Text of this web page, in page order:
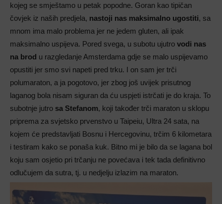
kojeg se smještamo u petak popodne. Goran kao tipičan
čovjek iz naših predjela, nastoji nas maksimalno ugostiti, sa
mnom ima malo problema jer ne jedem gluten, ali ipak
maksimalno uspijeva. Pored svega, u subotu ujutro vodi nas
na brod u razgledanje Amsterdama gdje se malo uspijevamo
opustiti jer smo svi napeti pred trku. I on sam jer trči
polumaraton, a ja pogotovo, jer zbog još uvijek prisutnog
laganog bola nisam siguran da ću uspjeti istrčati je do kraja. To
subotnje jutro sa Stefanom, koji također trči maraton u sklopu
priprema za svjetsko prvenstvo u Taipeiu, Ultra 24 sata, na
kojem će predstavljati Bosnu i Hercegovinu, trčim 6 kilometara
i testiram kako se ponaša kuk. Bitno mi je bilo da se lagana bol
koju sam osjetio pri trčanju ne povećava i tek tada definitivno
odlučujem da sutra, tj. u nedjelju izlazim na maraton.